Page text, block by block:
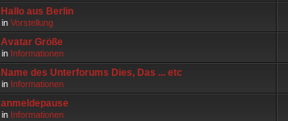
Hallo aus Berlin
in Vorstellung
Avatar Größe
in Informationen
Name des Unterforums Dies, Das ... etc
in Informationen
anmeldepause
in Informationen